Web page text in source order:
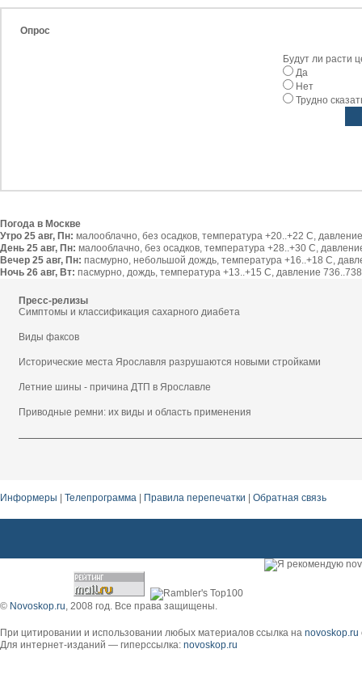
Опрос
Будут ли расти
Да
Нет
Трудно
Погода в Москве
Утро 25 авг, Пн: малооблачно, без осадков, температура +20..+22 С,
День 25 авг, Пн: малооблачно, без осадков, температура +28..+30 С,
Вечер 25 авг, Пн: пасмурно, небольшой дождь, температура +16..+18 С,
Ночь 26 авг, Вт: пасмурно, дождь, температура +13..+15 С, давление
Пресс-релизы
Симптомы и классификация сахарного диабета
Виды факсов
Исторические места Ярославля разрушаются новыми стройками
Летние шины - причина ДТП в Ярославле
Приводные ремни: их виды и область применения
Информеры Телепрограмма Правила перепечатки Обратная связь
© Novoskop.ru, 2008 год. Все права защищены.
При цитировании и использовании любых материалов ссылка на novoskop.ru
Для интернет-изданий — гиперссылка: novoskop.ru